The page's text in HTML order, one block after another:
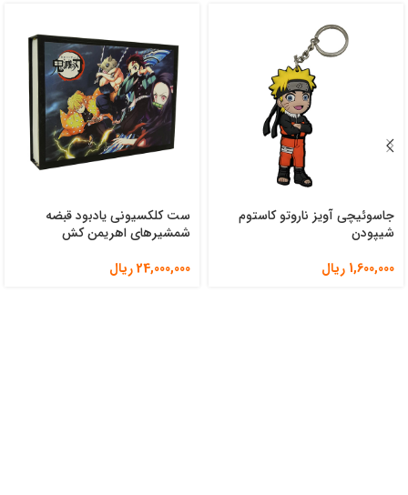
جاسوئیچی آویز ناروتو کاستوم
شیپودن
1,600,000 ریال
ست کلکسیونی یادبود قبضه
شمشیرهای اهریمن کش
24,000,000ریال